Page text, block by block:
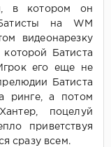
в котором он
на WM
видеонарезку
Батиста
его еще не
Батиста
ринге, а потом
поцелуй
приветствуя
сразу всем.